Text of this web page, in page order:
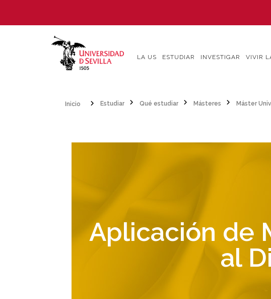
contenido
LA US ESTUDIAR INVESTIGAR VIVIR
navegación
Estudiar
Qué estudiar Másteres Máster
Aplicación de
al